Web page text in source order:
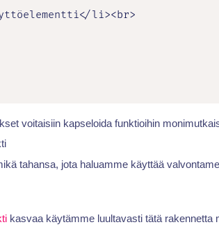
li><br>
voitaisiin kapseloida funktioihin
tahansa, jota haluamme käyttää
kasvaa käytämme luultavasti tätä rakennetta